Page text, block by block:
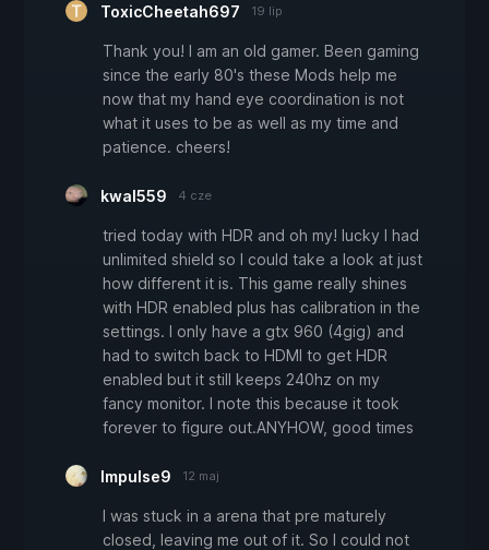
ToxicCheetah697 19 lip
Thank you! I am an old gamer. Been gaming
since the early 80's these Mods help me
now that my hand eye coordination is not
what it uses to be as well as my time and
patience. cheers!
kwal559 4 cze
tried today with HDR and oh my! lucky I had
unlimited shield so I could take a look at just
how different it is. This game really shines
with HDR enabled plus has calibration in the
settings. I only have a gtx 960 (4gig) and
had to switch back to HDMI to get HDR
enabled but it still keeps 240hz on my
fancy monitor. I note this because it took
forever to figure out.ANYHOW, good times
Impulse9 12 maj
I was stuck in a arena that pre maturely
closed, leaving me out of it. So I could not